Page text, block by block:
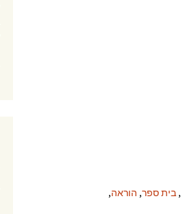
, בית ספר, הוראה,